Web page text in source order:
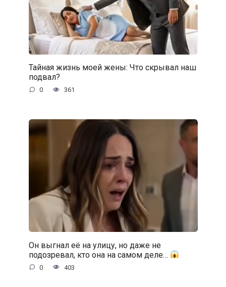
Тайная жизнь моей жены: Что скрывал наш
подвал?
0 361
Он выгнал её на улицу, но даже не
подозревал, кто она на самом деле…
0 403